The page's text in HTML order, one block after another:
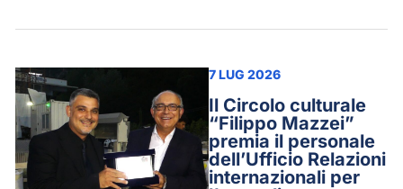
7 LUG 2026
Il Circolo culturale
“Filippo Mazzei”
premia il personale
dell’Ufficio Relazioni
internazionali per